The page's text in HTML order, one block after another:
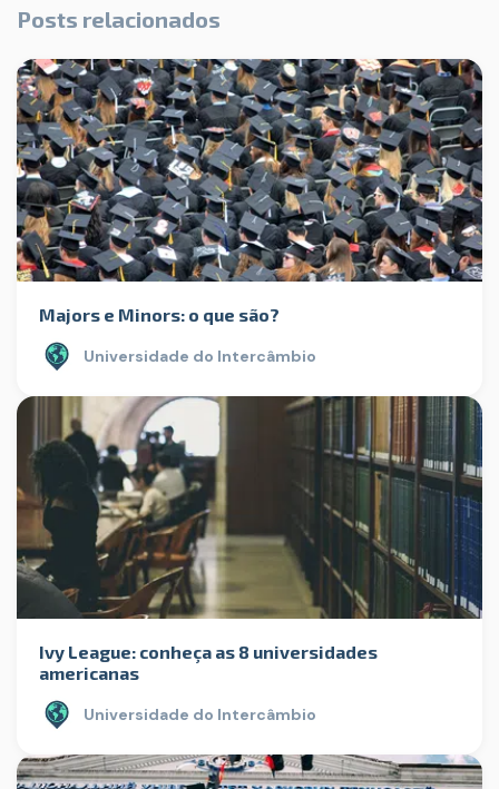
Posts relacionados
Majors e Minors: o que são?
Universidade do Intercâmbio
Ivy League: conheça as 8 universidades
americanas
Universidade do Intercâmbio